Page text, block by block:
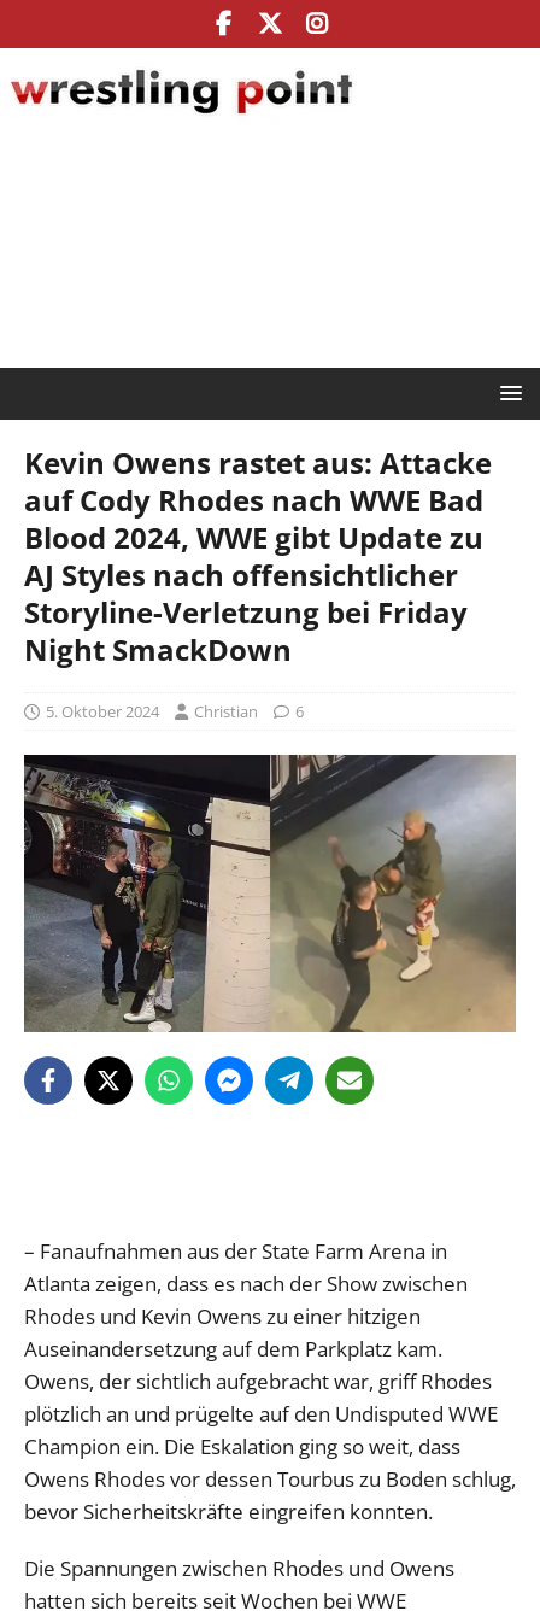
Kevin Owens rastet aus: Attacke
auf Cody Rhodes nach WWE Bad
Blood 2024, WWE gibt Update zu
AJ Styles nach offensichtlicher
Storyline-Verletzung bei Friday
Night SmackDown
5. Oktober 2024 Christian 6
– Fanaufnahmen aus der State Farm Arena in
Atlanta zeigen, dass es nach der Show zwischen
Rhodes und Kevin Owens zu einer hitzigen
Auseinandersetzung auf dem Parkplatz kam.
Owens, der sichtlich aufgebracht war, griff Rhodes
plötzlich an und prügelte auf den Undisputed WWE
Champion ein. Die Eskalation ging so weit, dass
Owens Rhodes vor dessen Tourbus zu Boden schlug,
bevor Sicherheitskräfte eingreifen konnten.
Die Spannungen zwischen Rhodes und Owens
hatten sich bereits seit Wochen bei WWE